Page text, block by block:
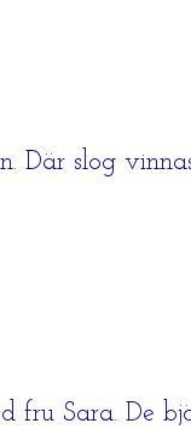
Där slog
fru Sara. De